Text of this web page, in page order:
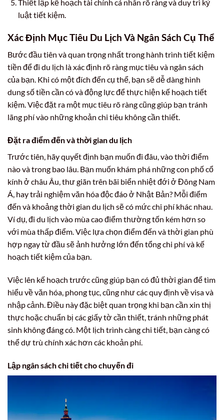
Thiết lập kế hoạch tài chính cá nhân rõ ràng và duy trì kỷ
luật tiết kiệm.
Xác Định Mục Tiêu Du Lịch Và Ngân Sách Cụ Thể
Bước đầu tiên và quan trọng nhất trong hành trình tiết kiệm
tiền để đi du lịch là xác định rõ ràng mục tiêu và ngân sách
của bạn. Khi có một đích đến cụ thể, bạn sẽ dễ dàng hình
dung số tiền cần có và động lực để thực hiện kế hoạch tiết
kiệm. Việc đặt ra một mục tiêu rõ ràng cũng giúp bạn tránh
lãng phí vào những khoản chi tiêu không cần thiết.
Đặt ra điểm đến và thời gian du lịch
Trước tiên, hãy quyết định bạn muốn đi đâu, vào thời điểm
nào và trong bao lâu. Bạn muốn khám phá những con phố cổ
kính ở châu Âu, thư giãn trên bãi biển nhiệt đới ở Đông Nam
Á, hay trải nghiệm văn hóa độc đáo ở Nhật Bản? Mỗi điểm
đến và khoảng thời gian du lịch sẽ có mức chi phí khác nhau.
Ví dụ, đi du lịch vào mùa cao điểm thường tốn kém hơn so
với mùa thấp điểm. Việc lựa chọn điểm đến và thời gian phù
hợp ngay từ đầu sẽ ảnh hưởng lớn đến tổng chi phí và kế
hoạch tiết kiệm của bạn.
Việc lên kế hoạch trước cũng giúp bạn có đủ thời gian để tìm
hiểu về văn hóa, phong tục, cũng như các quy định về visa và
nhập cảnh. Điều này đặc biệt quan trọng khi bạn cần xin thị
thực hoặc chuẩn bị các giấy tờ cần thiết, tránh những phát
sinh không đáng có. Một lịch trình càng chi tiết, bạn càng có
thể dự trù chính xác hơn các khoản phí.
Lập ngân sách chi tiết cho chuyến đi